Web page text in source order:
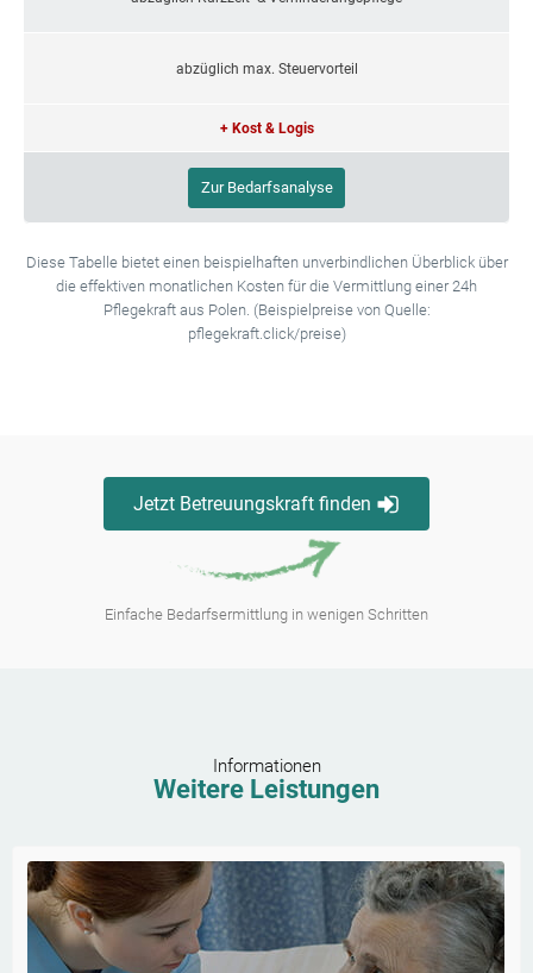
abzüglich max. Steuervorteil
+ Kost & Logis
Zur Bedarfsanalyse
Diese Tabelle bietet einen beispielhaften unverbindlichen Überblick über
die effektiven monatlichen Kosten für die Vermittlung einer 24h
Pflegekraft aus Polen. (Beispielpreise von Quelle:
pflegekraft.click/preise)
Jetzt Betreuungskraft finden
Einfache Bedarfsermittlung in wenigen Schritten
Informationen
Weitere Leistungen